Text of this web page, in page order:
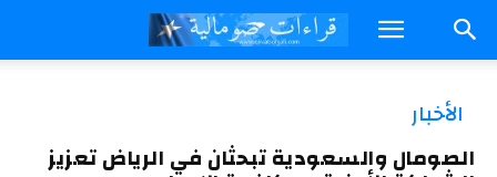
الأخبار
الصومال والسعودية تبحثان في الرياض تعزيز